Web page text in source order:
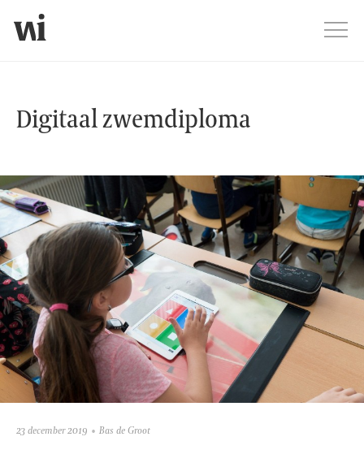
Digitaal zwemdiploma
Digitaal zwemdiploma
23 december 2019 Bas de Groot